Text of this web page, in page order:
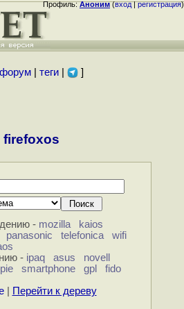
Профиль:Аноним(вход|регистрация)
форум| теги| ]
firefoxos
- mozilla
kaios
panasonic telefonica
wifi
- ipaq asus
novell
smartphone gpl
fido
|
Перейти к дереву